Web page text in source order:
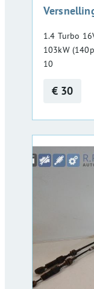
1.4 Turbo
103kW
10
€ 30